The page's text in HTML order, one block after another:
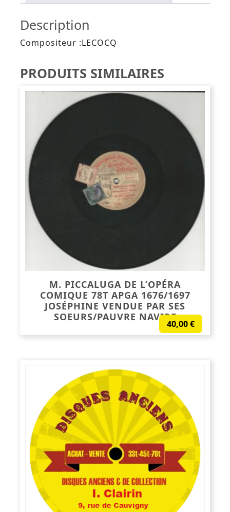
Description
Compositeur :LECOCQ
PRODUITS SIMILAIRES
M. PICCALUGA DE L’OPÉRA
COMIQUE 78T APGA 1676/1697
JOSÉPHINE VENDUE PAR SES
SOEURS/PAUVRE NAVIRE
40,00€